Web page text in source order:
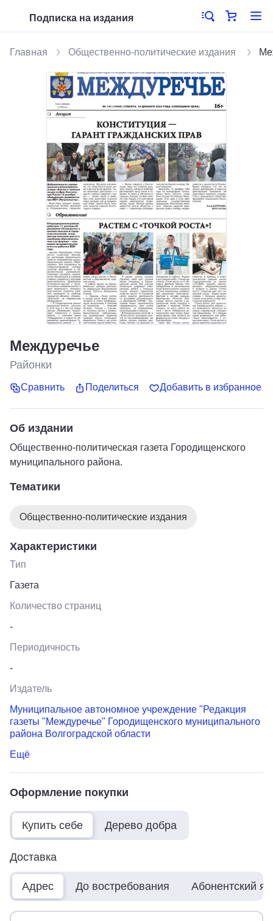
Подписка на издания
Главная Общественно-политические издания
Междуречье
Районки
Сравнить Поделиться Добавить в избранное
Об издании
Общественно-политическая газета Городищенского
муниципального района.
Тематики
Общественно-политические издания
Характеристики
Тип
Газета
Количество страниц
-
Периодичность
-
Издатель
Муниципальное автономное учреждение "Редакция
газеты "Междуречье" Городищенского муниципального
района Волгоградской области
Ещё
Оформление покупки
Купить себе Дерево добра
Доставка
Адрес До востребования Абонентский